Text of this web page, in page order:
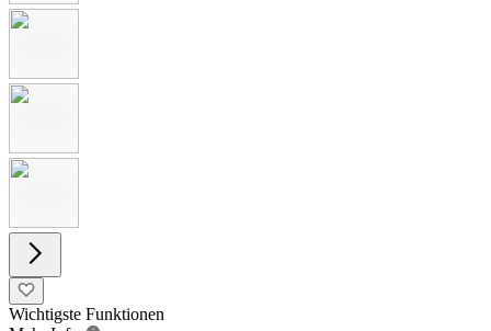
Wichtigste Funktionen